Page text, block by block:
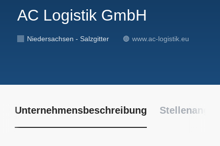
AC Logistik GmbH
Niedersachsen - Salzgitter www.ac-logistik.eu
Unternehmensbeschreibung